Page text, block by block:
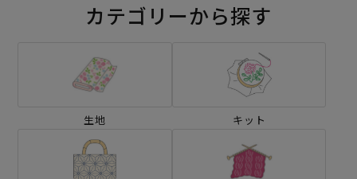
カテゴリーから探す
生地 キット